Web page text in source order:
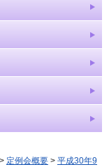
> 定例会概要 > 平成30年9